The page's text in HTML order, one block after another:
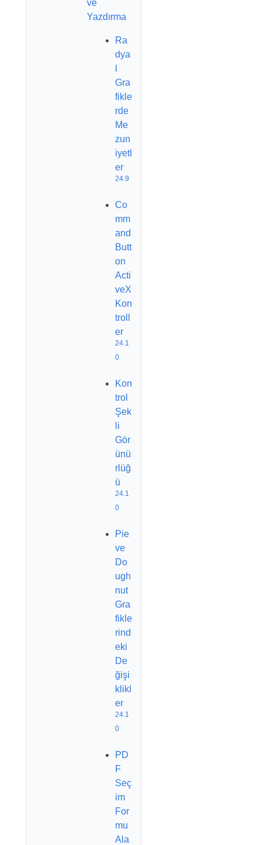
ve
Yazdırma
Ra
dya
Gra
fikle
rde
Me
zun
iyetl
er
24.9
Co
mm
and
Butt
on
Acti
veX
Kon
troll
er
24.1
0
Kon
trol
Şek
li
Gör
ünü
rlüğ
ü
24.1
0
Pie
ve
Do
ugh
nut
Gra
fikle
rind
eki
De
ğişi
klikl
er
24.1
0
PD
F
Seç
im
For
mu
Ala